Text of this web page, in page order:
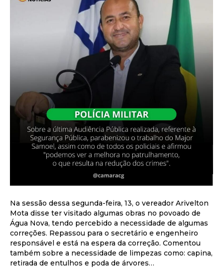
Na sessão dessa segunda-feira, 13, o vereador Arivelton
Mota disse ter visitado algumas obras no povoado de
Água Nova, tendo percebido a necessidade de algumas
correções. Repassou para o secretário e engenheiro
responsável e está na espera da correção. Comentou
também sobre a necessidade de limpezas como: capina,
retirada de entulhos e poda de árvores…